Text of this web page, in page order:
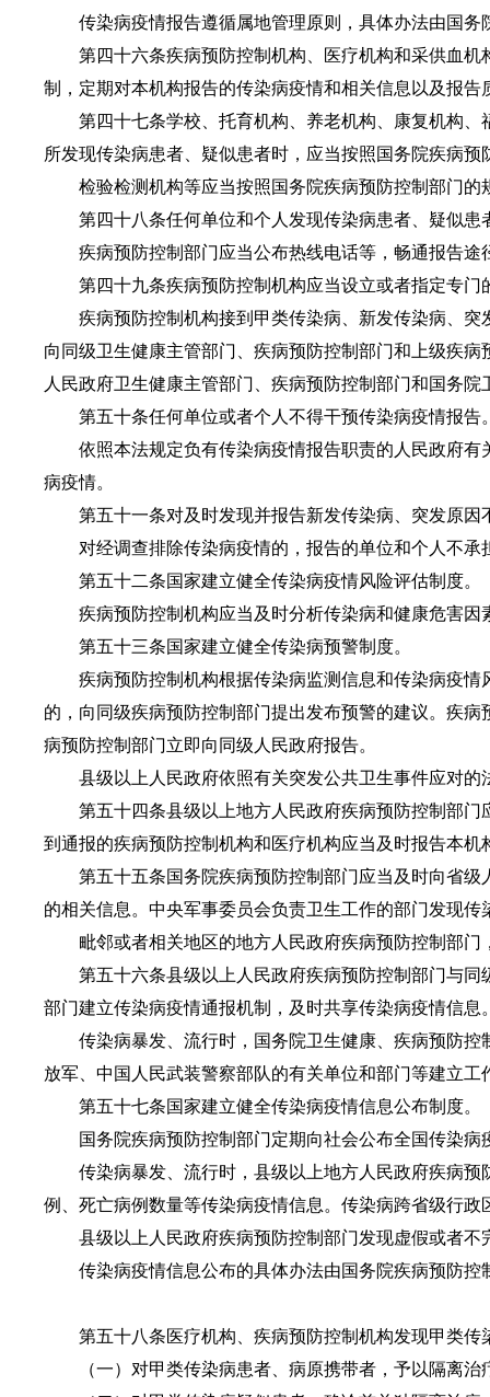
传染病疫情报告遵循属地管理原则，具体办法由国务
第四十六条疾病预防控制机构、医疗机构和采供血机
制，定期对本机构报告的传染病疫情和相关信息以及报告
第四十七条学校、托育机构、养老机构、康复机构、
所发现传染病患者、疑似患者时，应当按照国务院疾病
检验检测机构等应当按照国务院疾病预防控制部门的
第四十八条任何单位和个人发现传染病患者、疑似患
疾病预防控制部门应当公布热线电话等，畅通报告途
第四十九条疾病预防控制机构应当设立或者指定专门
疾病预防控制机构接到甲类传染病、新发传染病、突
向同级卫生健康主管部门、疾病预防控制部门和上级疾
人民政府卫生健康主管部门、疾病预防控制部门和国务
第五十条任何单位或者个人不得干预传染病疫情报告
依照本法规定负有传染病疫情报告职责的人民政府有
病疫情。
第五十一条对及时发现并报告新发传染病、突发原因
对经调查排除传染病疫情的，报告的单位和个人不承
第五十二条国家建立健全传染病疫情风险评估制度。
疾病预防控制机构应当及时分析传染病和健康危害因
第五十三条国家建立健全传染病预警制度。
疾病预防控制机构根据传染病监测信息和传染病疫情
的，向同级疾病预防控制部门提出发布预警的建议。疾
病预防控制部门立即向同级人民政府报告。
县级以上人民政府依照有关突发公共卫生事件应对的
第五十四条县级以上地方人民政府疾病预防控制部门
到通报的疾病预防控制机构和医疗机构应当及时报告本
第五十五条国务院疾病预防控制部门应当及时向省级
的相关信息。中央军事委员会负责卫生工作的部门发现
毗邻或者相关地区的地方人民政府疾病预防控制部门
第五十六条县级以上人民政府疾病预防控制部门与同
部门建立传染病疫情通报机制，及时共享传染病疫情信息
传染病暴发、流行时，国务院卫生健康、疾病预防控
放军、中国人民武装警察部队的有关单位和部门等建立
第五十七条国家建立健全传染病疫情信息公布制度。
国务院疾病预防控制部门定期向社会公布全国传染病
传染病暴发、流行时，县级以上地方人民政府疾病预
例、死亡病例数量等传染病疫情信息。传染病跨省级行
县级以上人民政府疾病预防控制部门发现虚假或者不
传染病疫情信息公布的具体办法由国务院疾病预防控
第五十八条医疗机构、疾病预防控制机构发现甲类传
（一）对甲类传染病患者、病原携带者，予以隔离治